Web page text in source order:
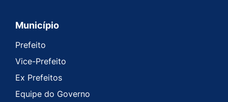
Município
Prefeito
Vice-Prefeito
Ex Prefeitos
Equipe do Governo